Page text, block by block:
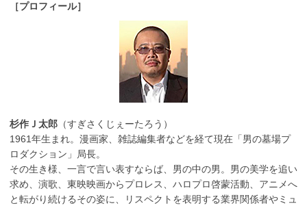
［プロフィール］
杉作Ｊ太郎 （すぎさくじぇーたろう）
1961年生まれ。漫画家、雑誌編集者などを経て現在「男の墓場プ
ロダクション」局長。
その生き様、一言で言い表すならば、男の中の男。男の美学を追い
求め、演歌、東映映画からプロレス、ハロプロ啓蒙活動、アニメへ
と転がり続けるその姿に、リスペクトを表明する業界関係者やミュ